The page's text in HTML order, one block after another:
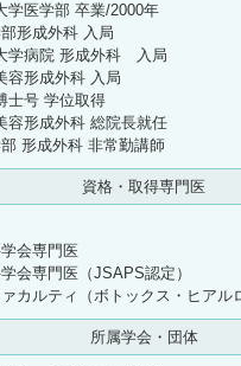
学医学部 卒業/2000年
形成外科 入局
学病院 形成外科 入局
容形成外科 入局
士号 学位取得
容形成外科 総院長就任
形成外科 非常勤講師
資格・取得専門医
会専門医
会専門医（JSAPS認定）
カルティ（ボトックス・ヒアル
所属学会・団体